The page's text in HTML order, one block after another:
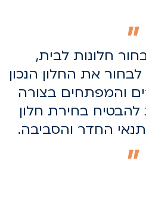
חלונות לבית,
את החלון הנכון
והמפתחים בצורה
בחירת חלון
החדר והסביבה.